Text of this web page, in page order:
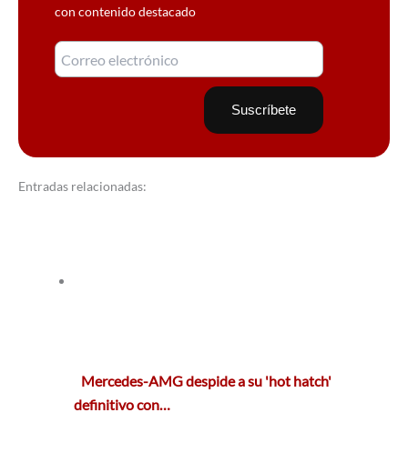
con contenido destacado
Entradas relacionadas:
Mercedes-AMG despide a su 'hot hatch'
definitivo con…